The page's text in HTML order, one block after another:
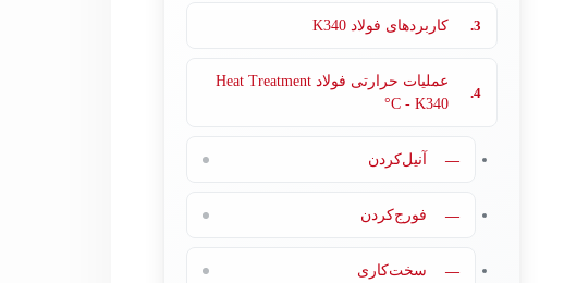
3. کاربردهای فولاد K340
4.
عملیات حرارتی فولاد Heat Treatment
°C - K340
— آنیل‌کردن
— فورج‌کردن
— سخت‌کاری